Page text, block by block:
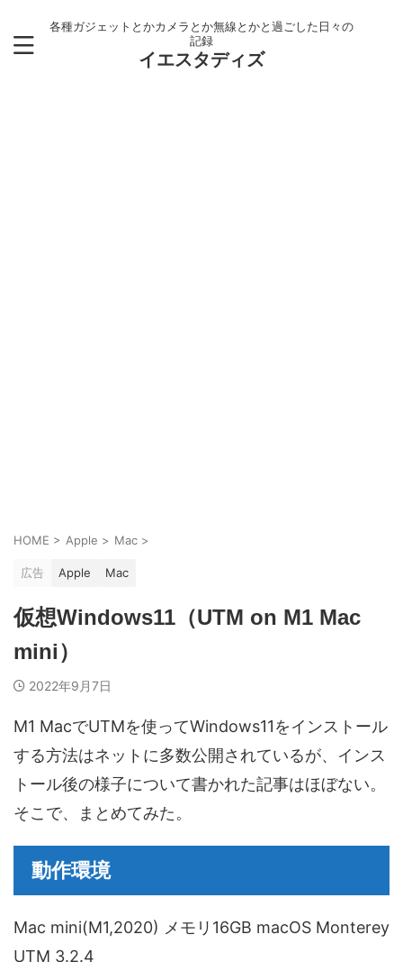
各種ガジェットとかカメラとか無線とかと過ごした日々の
記録
イエスタディズ
HOME > Apple > Mac >
広告 Apple Mac
仮想Windows11（UTM on M1 Mac
mini）
2022年9月7日
M1 MacでUTMを使ってWindows11をインストール
する方法はネットに多数公開されているが、インス
トール後の様子について書かれた記事はほぼない。
そこで、まとめてみた。
動作環境
Mac mini(M1,2020) メモリ16GB macOS Monterey
UTM 3.2.4